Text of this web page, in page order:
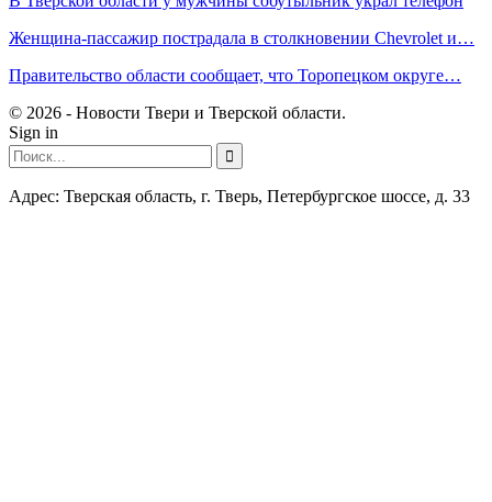
Женщина-пассажир пострадала в столкновении Chevrolet и…
Правительство области сообщает, что Торопецком округе…
© 2026 - Новости Твери и Тверской области.
Sign in
Адрес: Тверская область, г. Тверь, Петербургское шоссе, д. 33